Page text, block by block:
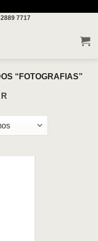
7717
“FOTOGRAFIAS”